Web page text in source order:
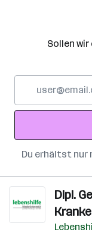
Sollen
Adresse
Du erhältst nur
Dipl.